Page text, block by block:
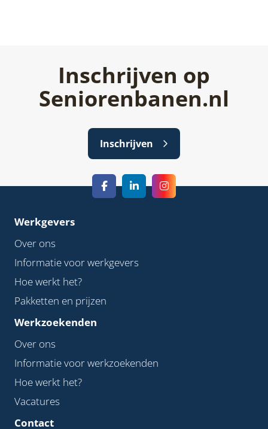
Inschrijven op
Seniorenbanen.nl
Inschrijven
Werkgevers
Over ons
Informatie voor werkgevers
Hoe werkt het?
Pakketten en prijzen
Werkzoekenden
Over ons
Informatie voor werkzoekenden
Hoe werkt het?
Vacatures
Contact